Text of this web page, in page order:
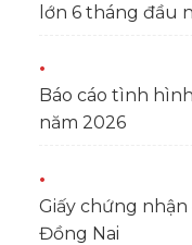
lớn 6 tháng đầu
Báo cáo tình
năm 2026
Giấy chứng
Đồng Nai